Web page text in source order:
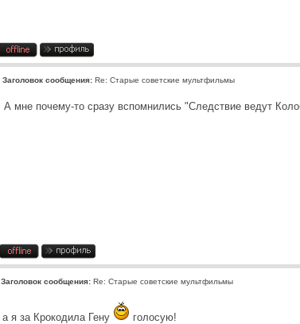
Заголовок сообщения: Re: Старые советские мультфильмы
А мне почему-то сразу вспомнились "Следствие ведут
Заголовок сообщения: Re: Старые советские мультфильмы
а я за Крокодила Гену голосую!